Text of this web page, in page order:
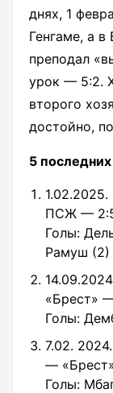
днях, 1
Генгаме, а
преподал
урок — 5:2.
второго
достойно,
5
ПСЖ —
Голы:
Рамуш (2)
«Брест»
Голы:
7.02.
—
Голы: